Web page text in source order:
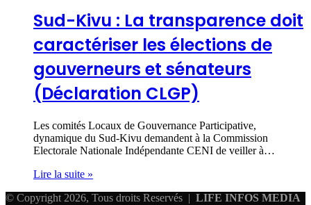
Sud-Kivu : La transparence doit
caractériser les élections de
gouverneurs et sénateurs
(Déclaration CLGP)
Les comités Locaux de Gouvernance Participative,
dynamique du Sud-Kivu demandent à la Commission
Electorale Nationale Indépendante CENI de veiller à…
Lire la suite »
© Copyright 2026, Tous droits Reservés | LIFE INFOS MEDIA